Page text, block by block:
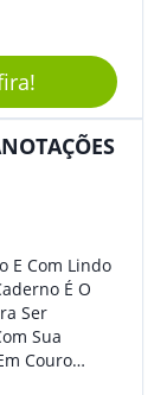
E Com Lindo
É O
Ser
Sua
Couro